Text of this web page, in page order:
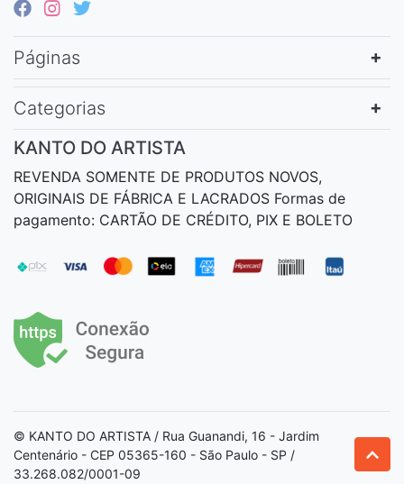
Páginas
Categorias
KANTO DO ARTISTA
REVENDA SOMENTE DE PRODUTOS NOVOS,
ORIGINAIS DE FÁBRICA E LACRADOS Formas de
pagamento: CARTÃO DE CRÉDITO, PIX E BOLETO
© KANTO DO ARTISTA / Rua Guanandi, 16 - Jardim
Centenário - CEP 05365-160 - São Paulo - SP /
33.268.082/0001-09